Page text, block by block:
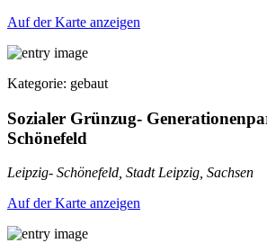
Auf der Karte anzeigen
Kategorie: gebaut
Sozialer Grünzug-
Schönefeld
Leipzig- Schönefeld, Stadt Leipzig, Sachsen
Auf der Karte anzeigen